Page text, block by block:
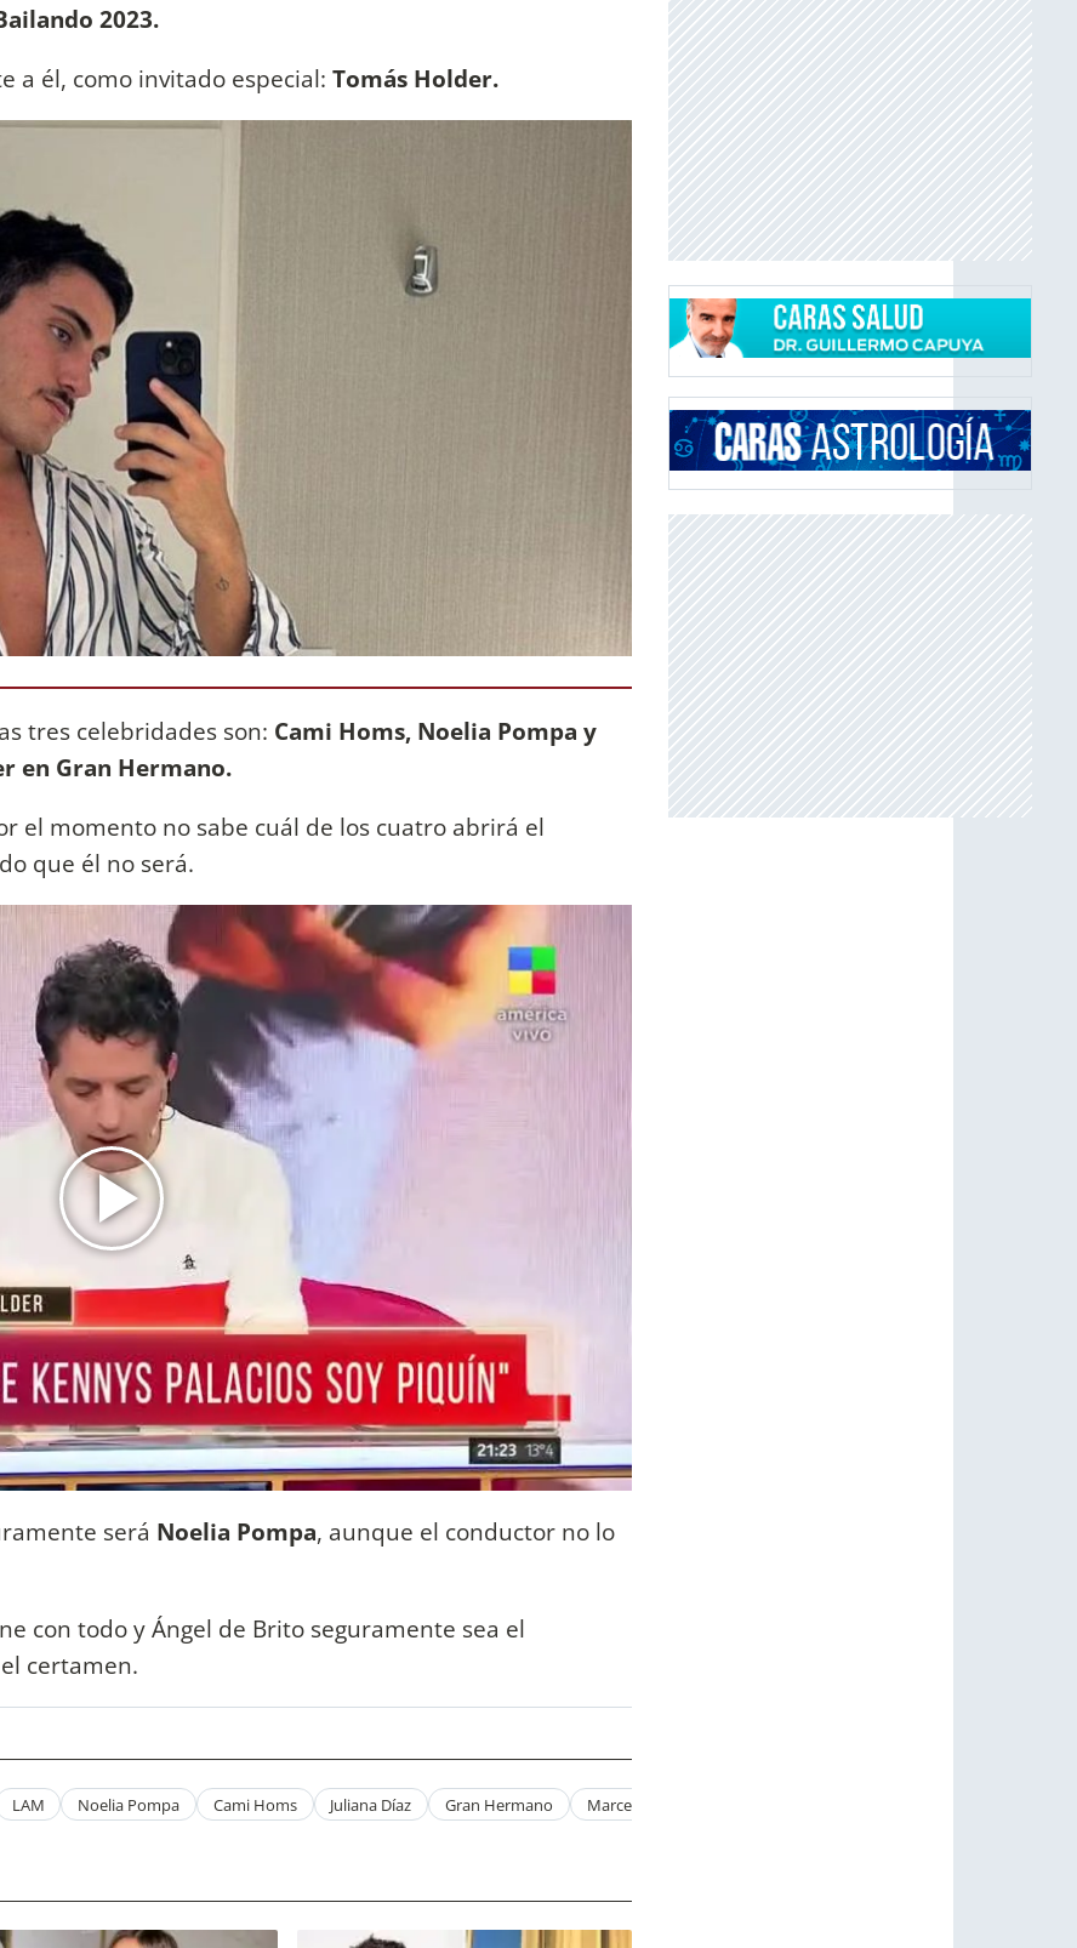
2023.
a él, como invitado especial: Tomás Holder.
tres celebridades son: Cami Homs, Noelia Pompa y
en Gran Hermano.
el momento no sabe cuál de los cuatro abrirá el
que él no será.
será Noelia Pompa, aunque el conductor no lo
con todo y Ángel de Brito seguramente sea el
certamen.
LAM Noelia Pompa Cami Homs Juliana Díaz Gran Hermano Marcelo Tinelli